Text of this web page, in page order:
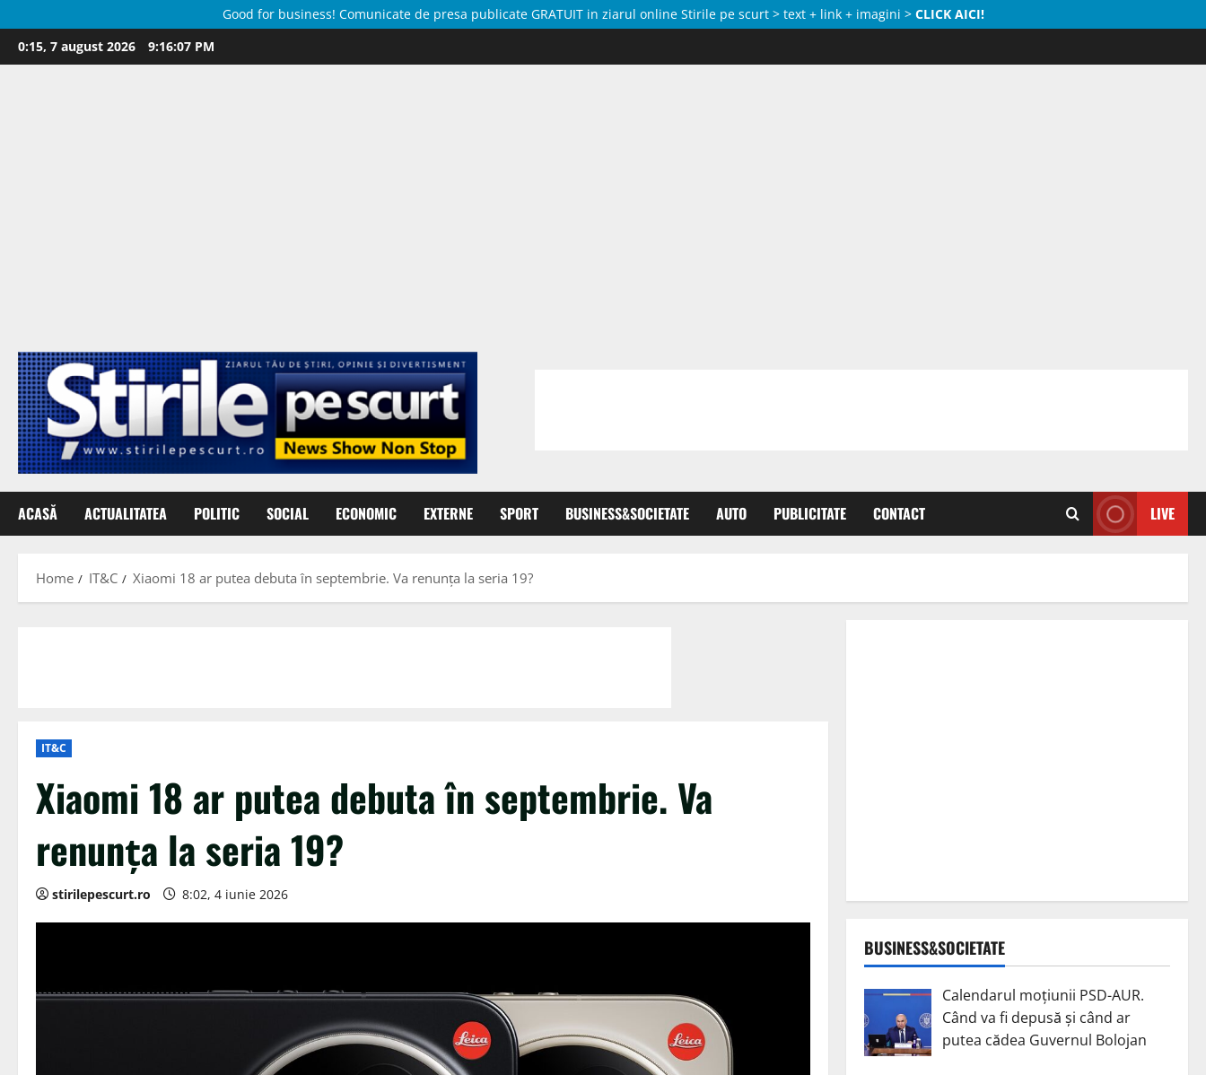
Good for business! Comunicate de presa publicate GRATUIT in ziarul online Stirile pe scurt > text + link + imagini > CLICK AICI!
Skip
to
0:15, 7 august 2026 9:16:08 PM
ACASĂ ACTUALITATEA POLITIC SOCIAL ECONOMIC EXTERNE SPORT BUSINESS&SOCIETATE AUTO PUBLICITATE CONTACT LIVE
Home IT&C Xiaomi 18 ar putea debuta în septembrie. Va renunța la seria 19?
IT&C
Xiaomi 18 ar putea debuta în septembrie. Va
renunța la seria 19?
stirilepescurt.ro 8:02, 4 iunie 2026
BUSINESS&SOCIETATE
Calendarul moțiunii PSD-AUR.
Când va fi depusă și când ar
putea cădea Guvernul Bolojan